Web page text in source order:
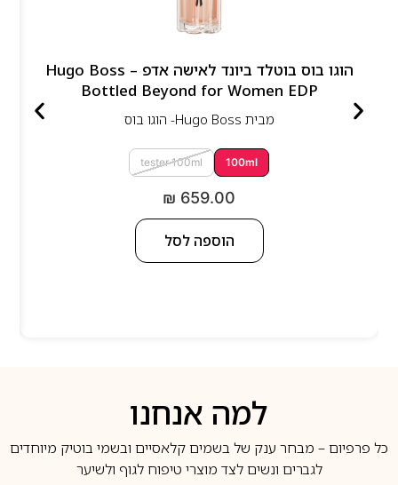
הוגו בוס בוטלד ביונד לאישה אדפ – Hugo Boss
Bottled Beyond for Women EDP
מבית Hugo Boss- הוגו בוס
100ml
tester 100ml
₪ 659.00
הוספה לסל
למה אנחנו
כל פרפיום – מבחר ענק של בשמים קלאסיים ובשמי בוטיק מיוחדים
לגברים ונשים לצד מוצרי טיפוח לגוף ולשיער